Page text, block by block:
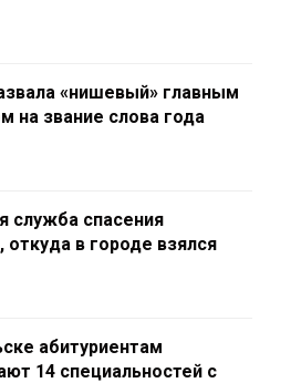
«нишевый» главным
на звание слова года
служба спасения
откуда в городе взялся
абитуриентам
14 специальностей с